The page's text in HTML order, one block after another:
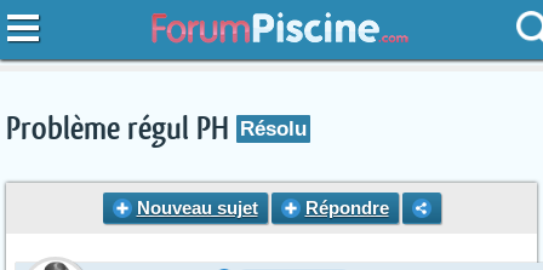
Problème régul PH Résolu
Nouveau sujet Répondre